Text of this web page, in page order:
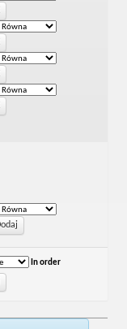
In order